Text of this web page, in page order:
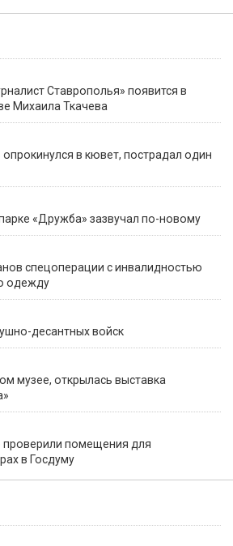
Ставрополья» появится в
Михаила Ткачева
в кювет, пострадал один
«Дружба» зазвучал по-новому
спецоперации с инвалидностью
одежду
десантных войск
музее, открылась выставка
проверили помещения для
в Госдуму